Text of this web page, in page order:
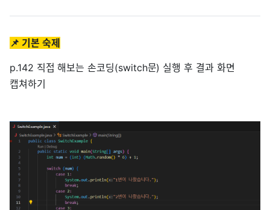
📌 기본 숙제
p.142 직접 해보는 손코딩(switch문) 실행 후 결과 화면
캡쳐하기